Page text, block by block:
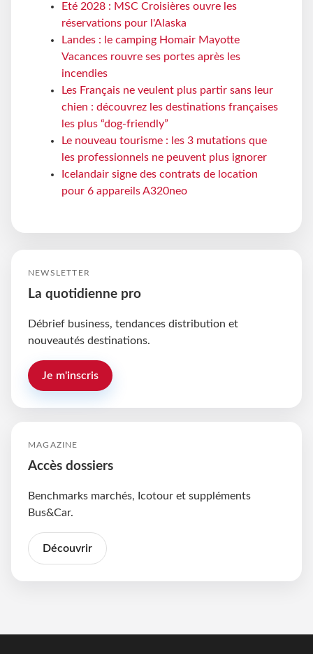
Eté 2028 : MSC Croisières ouvre les
réservations pour l'Alaska
Landes : le camping Homair Mayotte
Vacances rouvre ses portes après les
incendies
Les Français ne veulent plus partir sans leur
chien : découvrez les destinations françaises
les plus “dog-friendly”
Le nouveau tourisme : les 3 mutations que
les professionnels ne peuvent plus ignorer
Icelandair signe des contrats de location
pour 6 appareils A320neo
NEWSLETTER
La quotidienne pro
Débrief business, tendances distribution et
nouveautés destinations.
Je m'inscris
MAGAZINE
Accès dossiers
Benchmarks marchés, Icotour et suppléments
Bus&Car.
Découvrir